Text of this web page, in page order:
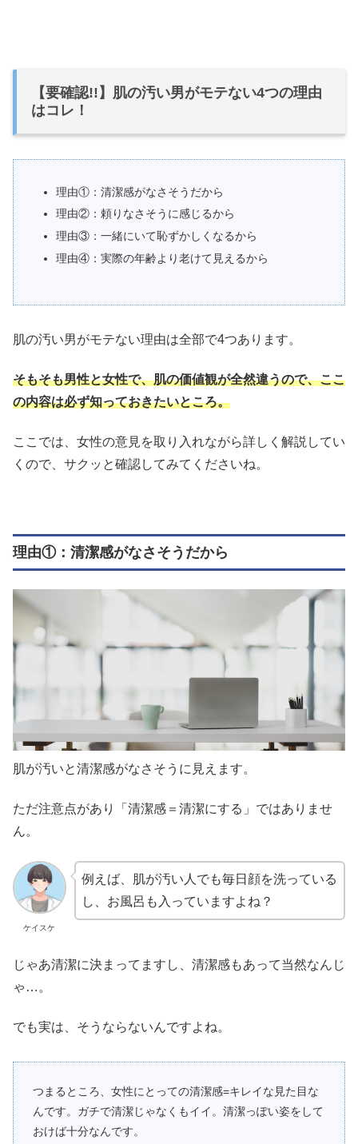
【要確認!!】肌の汚い男がモテない4つの理由
はコレ！
理由①：清潔感がなさそうだから
理由②：頼りなさそうに感じるから
理由③：一緒にいて恥ずかしくなるから
理由④：実際の年齢より老けて見えるから
肌の汚い男がモテない理由は全部で4つあります。
そもそも男性と女性で、肌の価値観が全然違うので、ここ
の内容は必ず知っておきたいところ。
ここでは、女性の意見を取り入れながら詳しく解説してい
くので、サクッと確認してみてくださいね。
理由①：清潔感がなさそうだから
肌が汚いと清潔感がなさそうに見えます。
ただ注意点があり「清潔感＝清潔にする」ではありませ
ん。
ケイスケ
例えば、肌が汚い人でも毎日顔を洗っている
し、お風呂も入っていますよね？
じゃあ清潔に決まってますし、清潔感もあって当然なんじ
ゃ…。
でも実は、そうならないんですよね。
つまるところ、女性にとっての清潔感=キレイな見た目な
んです。ガチで清潔じゃなくもイイ。清潔っぽい姿をして
おけば十分なんです。